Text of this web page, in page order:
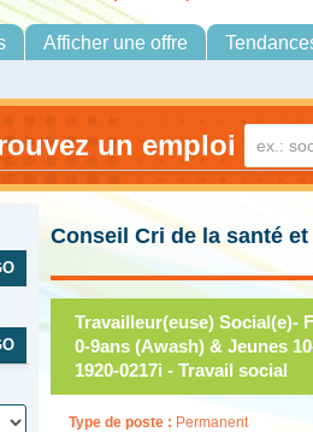
Afficher une offre
un emploi
Conseil Cri de la santé
Travailleur(euse) Social(e)-
0-9ans (Awash) & Jeunes
1920-0217i - Travail social
Type de poste : Permanent